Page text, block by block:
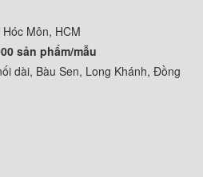
Môn, HCM
sản phẩm/mẫu
dài, Bàu Sen, Long Khánh, Đồng